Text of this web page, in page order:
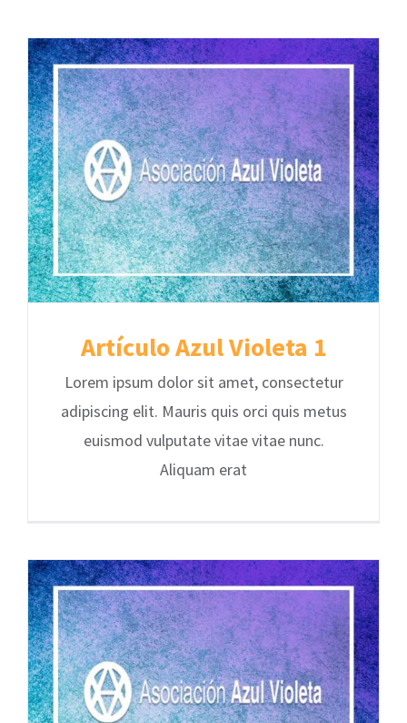
Artículo Azul Violeta 1
Lorem ipsum dolor sit amet, consectetur
adipiscing elit. Mauris quis orci quis metus
euismod vulputate vitae vitae nunc.
Aliquam erat